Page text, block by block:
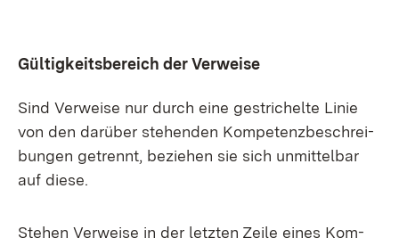
Gül­tig­keits­be­reich der Ver­wei­se
Sind Ver­wei­se nur durch ei­ne ge­stri­chel­te Li­nie
von den dar­über ste­hen­den Kom­pe­tenz­be­schrei­
bun­gen ge­trennt, be­zie­hen sie sich un­mit­tel­bar
auf die­se.
Ste­hen Ver­wei­se in der letz­ten Zei­le ei­nes Kom­